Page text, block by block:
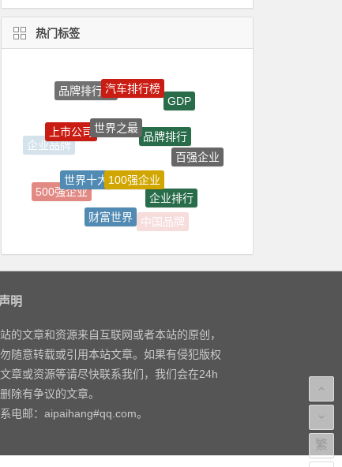
热门标签
品牌排行榜汽车排行榜
GDP
企业品牌
上市公司
世界之最
品牌排行
百强企业
500强企业
世界十大100强企业
企业排行
中国品牌
房地产品牌
财富世界
明
的文章和资源来自互联网或者本站的原创，
随意转载或引用本站文章。如果有侵犯版权
章或资源等请尽快联系我们，我们会在24h
除有争议的文章。
电邮：aipaihang#qq.com。
繁